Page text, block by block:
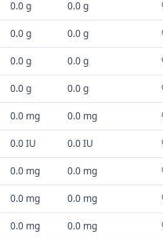
0.0 g 0.0 g
0.0 g 0.0 g
0.0 g 0.0 g
0.0 g 0.0 g
0.0 mg 0.0 mg
0.0 IU 0.0 IU
0.0 mg 0.0 mg
0.0 mg 0.0 mg
0.0 mg 0.0 mg